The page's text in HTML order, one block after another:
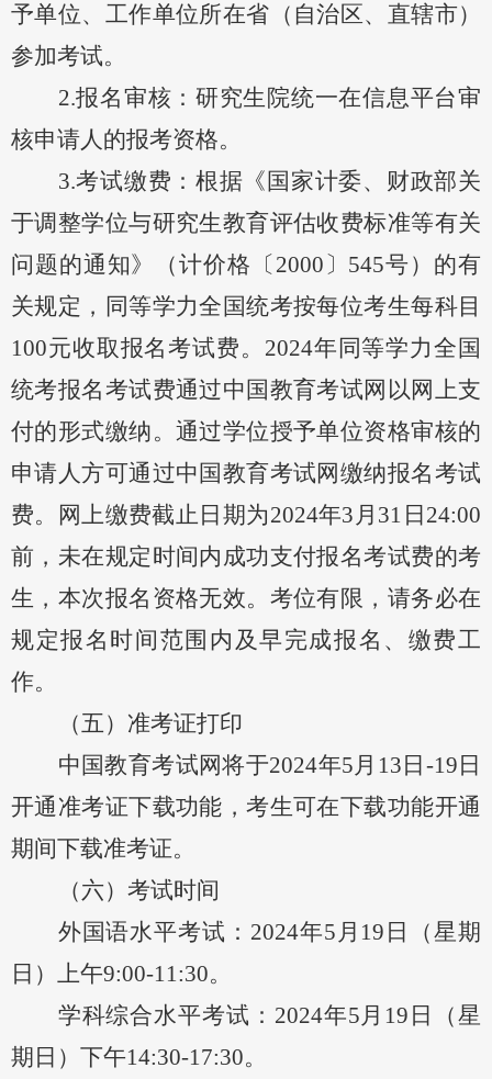
予单位、工作单位所在省（自治区、直辖市）
参加考试。
2.报名审核：研究生院统一在信息平台审
核申请人的报考资格。
3.考试缴费：根据《国家计委、财政部关
于调整学位与研究生教育评估收费标准等有关
问题的通知》（计价格〔2000〕545号）的有
关规定，同等学力全国统考按每位考生每科目
100元收取报名考试费。2024年同等学力全国
统考报名考试费通过中国教育考试网以网上支
付的形式缴纳。通过学位授予单位资格审核的
申请人方可通过中国教育考试网缴纳报名考试
费。网上缴费截止日期为2024年3月31日 24:00
前 ，未在规定时间内成功支付报名考试费的考
生，本次报名资格无效。考位有限，请务必在
规定报名时间范围内及早完成报名、缴费工
作。
（五）准考证打印
中国教育考试网将于2024年5月13 日 -19 日
开通准考证下载功能，考生可在下载功能开通
期间下载准考证。
（六）考试时间
外国语水平考试： 2024年5月 19 日（星期
日）上午9:00-11:30。
学科综合水平考试： 2024年5月 19 日（星
期日）下午14:30-17:30。